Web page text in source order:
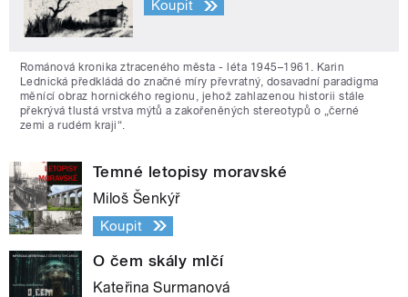
Koupit
Románová kronika ztraceného města - léta 1945–1961. Karin
Lednická předkládá do značné míry převratný, dosavadní paradigma
měnící obraz hornického regionu, jehož zahlazenou historii stále
překrývá tlustá vrstva mýtů a zakořeněných stereotypů o „černé
zemi a rudém kraji“.
Temné letopisy moravské
Miloš Šenkýř
Koupit
O čem skály mlčí
Kateřina Surmanová